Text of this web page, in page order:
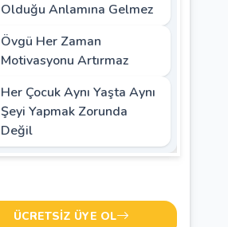
Olduğu Anlamına Gelmez
Övgü Her Zaman
Motivasyonu Artırmaz
Her Çocuk Aynı Yaşta Aynı
Şeyi Yapmak Zorunda
Değil
ÜCRETSIZ ÜYE OL